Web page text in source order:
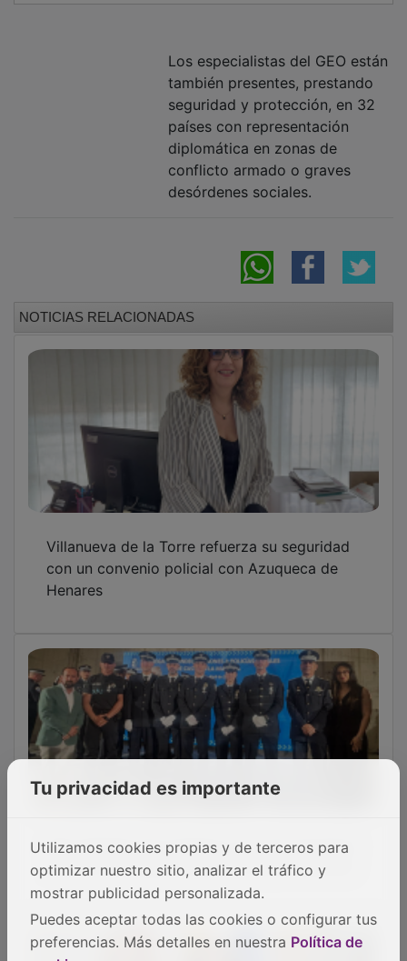
también presentes, prestando
seguridad y protección, en 32
países con representación
diplomática en zonas de
conflicto armado o graves
desórdenes sociales.
con un convenio policial con Azuqueca de
Henares
reciben la medalla de plata a la permanencia
Tu privacidad es importante
Utilizamos cookies propias y de terceros para
optimizar nuestro sitio, analizar el tráfico y
mostrar publicidad personalizada.
Puedes aceptar todas las cookies o configurar tus
preferencias. Más detalles en nuestra Política de